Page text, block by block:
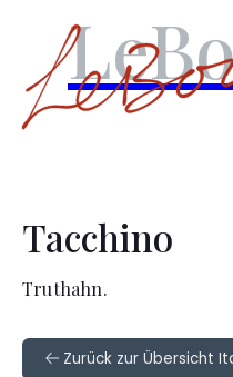
Tacchino
Truthahn.
Zurück zur Übersicht